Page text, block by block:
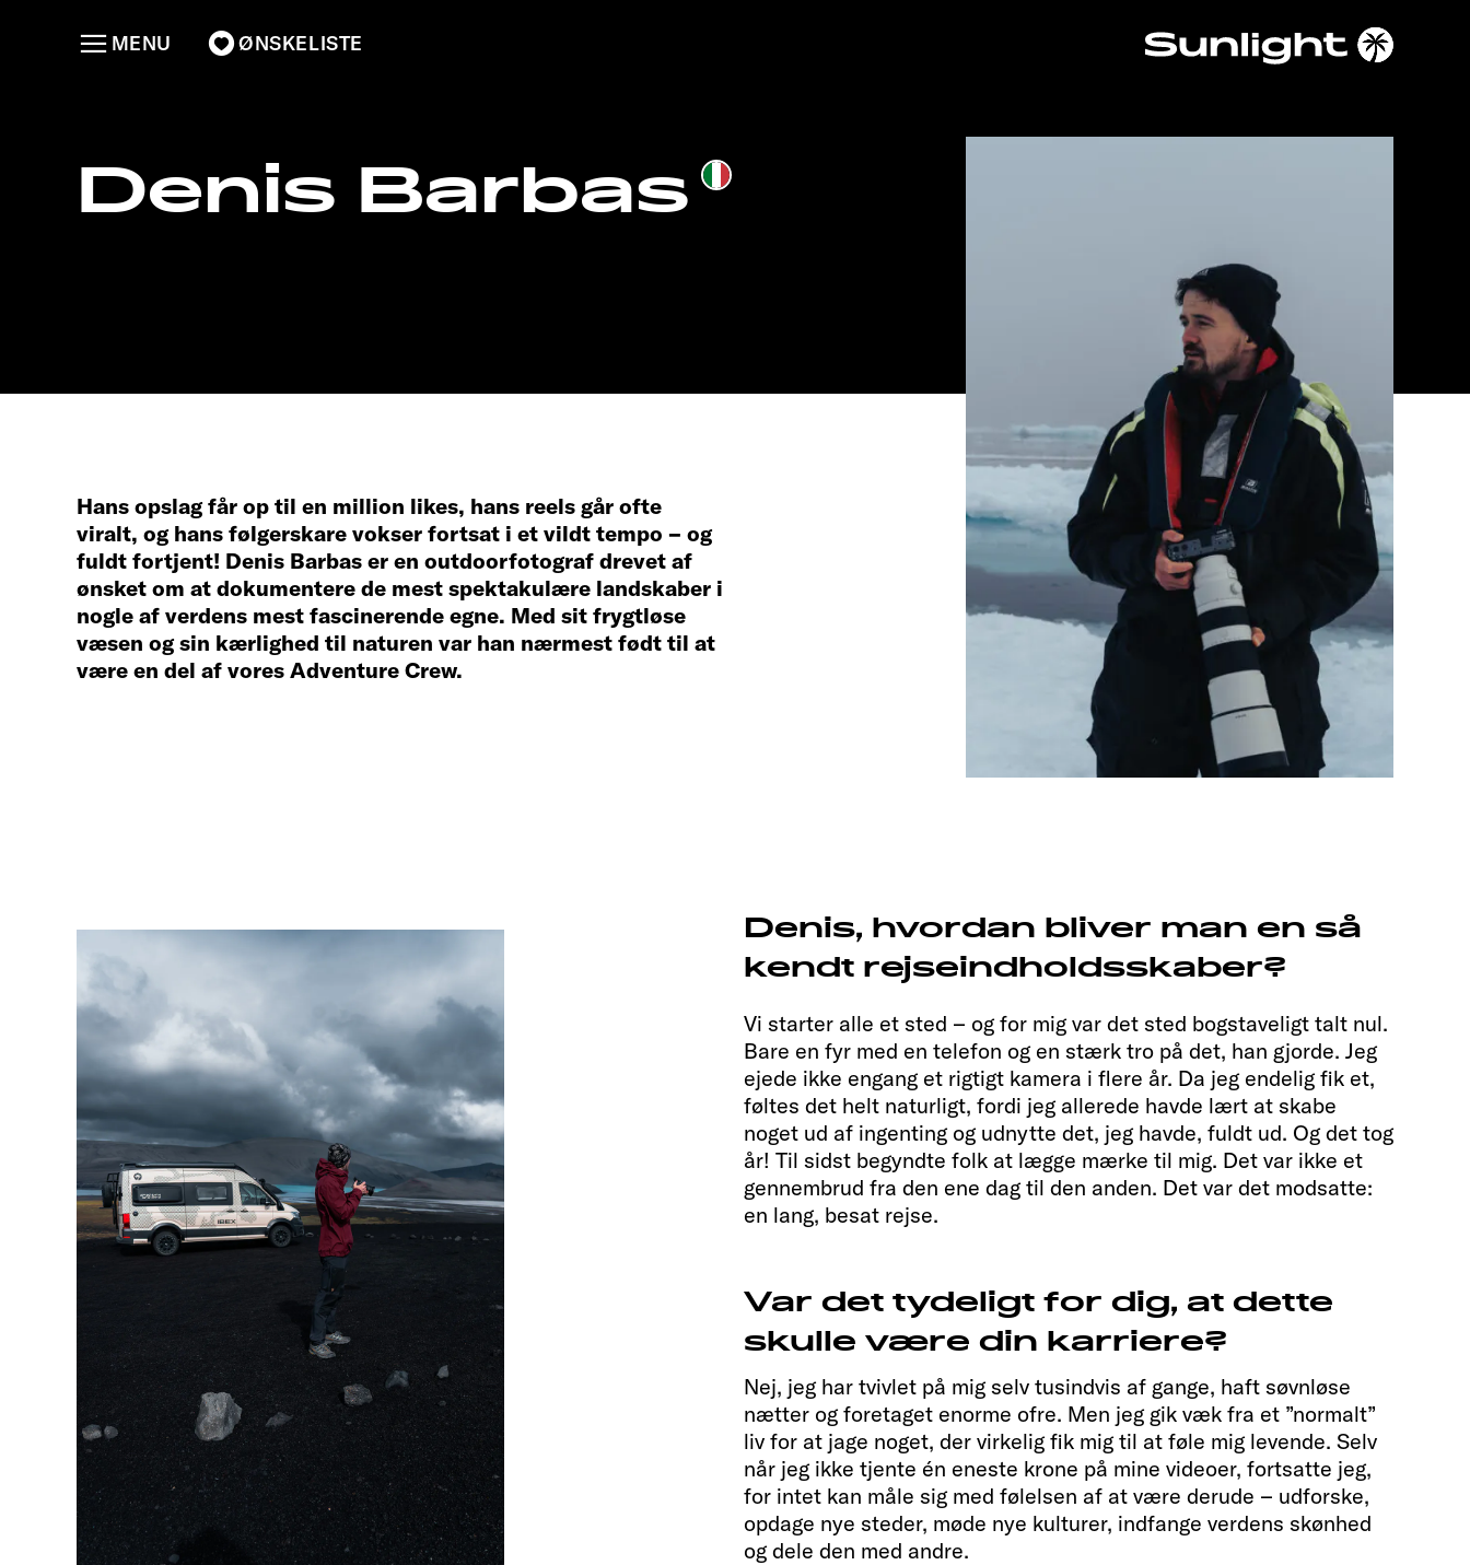
ØNSKELISTE
MENU
Denis Barbas
Hans opslag får op til en million likes, hans reels går ofte
viralt, og hans følgerskare vokser fortsat i et vildt tempo – og
fuldt fortjent! Denis Barbas er en outdoorfotograf drevet af
ønsket om at dokumentere de mest spektakulære landskaber i
nogle af verdens mest fascinerende egne. Med sit frygtløse
væsen og sin kærlighed til naturen var han nærmest født til at
være en del af vores Adventure Crew.
Denis, hvordan bliver man en så
kendt rejse­indholdsskaber?
Vi starter alle et sted – og for mig var det sted bogstaveligt talt nul.
Bare en fyr med en telefon og en stærk tro på det, han gjorde. Jeg
ejede ikke engang et rigtigt kamera i flere år. Da jeg endelig fik et,
føltes det helt naturligt, fordi jeg allerede havde lært at skabe
noget ud af ingenting og udnytte det, jeg havde, fuldt ud. Og det tog
år! Til sidst begyndte folk at lægge mærke til mig. Det var ikke et
gennembrud fra den ene dag til den anden. Det var det modsatte:
en lang, besat rejse.
Var det tydeligt for dig, at dette
skulle være din karriere?
Nej, jeg har tvivlet på mig selv tusindvis af gange, haft søvnløse
nætter og foretaget enorme ofre. Men jeg gik væk fra et ”normalt”
liv for at jage noget, der virkelig fik mig til at føle mig levende. Selv
når jeg ikke tjente én eneste krone på mine videoer, fortsatte jeg,
for intet kan måle sig med følelsen af at være derude – udforske,
opdage nye steder, møde nye kulturer, indfange verdens skønhed
og dele den med andre.